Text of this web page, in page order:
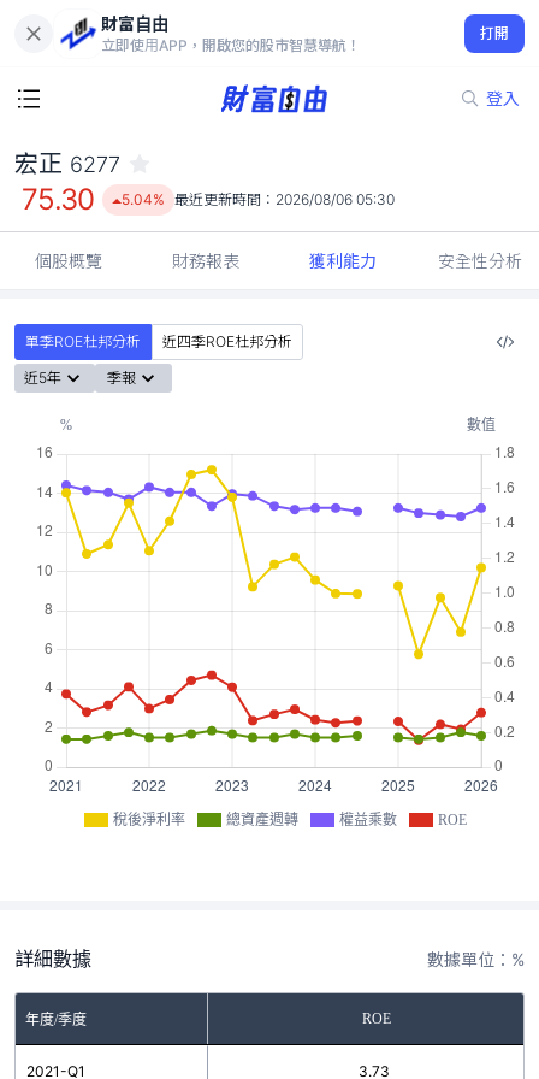
財富自由
立即使用APP，開啟您的股市智慧導航！
打開
登入
75.30
5.04%
宏正 6277
75.30 5.04% 最近更新時間： 2026/08/06 05:30
個股概覽 財務報表 獲利能力 安全性分析
單季ROE杜邦分析
近四季ROE杜邦分析
近5年
季報
稅後淨利率 總資產週轉 權益乘數 ROE
詳細數據 數據單位：%
年度/季度 ROE
2021-Q1 3.73